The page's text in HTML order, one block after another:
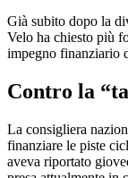
Già subito dopo la
Velo ha chiesto più
impegno finanziario
Contro la
La consigliera
finanziare le piste
aveva riportato